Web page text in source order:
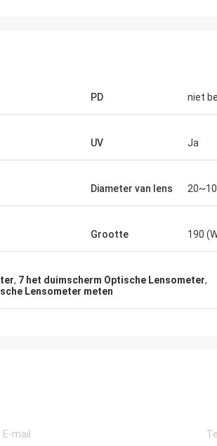
Gelukkig aan samengekomen het
Optische team van JingGong bij MIDO in
ingevoerd uit hen, uitstekende team en de
PD niet
UV Ja
Diameter van lens
Grootte 190
, 7 het duimscherm Optische Lensometer,
Lensometer meten